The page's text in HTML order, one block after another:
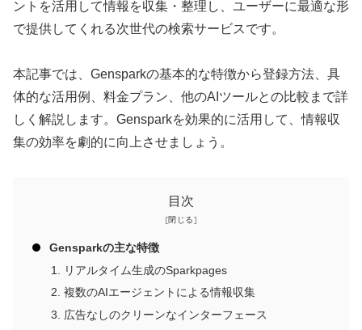
ントを活用して情報を収集・整理し、ユーザーに最適な形
で提供してくれる次世代の検索サービスです。
本記事では、Gensparkの基本的な特徴から登録方法、具
体的な活用例、料金プラン、他のAIツールとの比較まで詳
しく解説します。Gensparkを効果的に活用して、情報収
集の効率を劇的に向上させましょう。
目次
Gensparkの主な特徴
リアルタイム生成のSparkpages
複数のAIエージェントによる情報収集
広告なしのクリーンなインターフェース